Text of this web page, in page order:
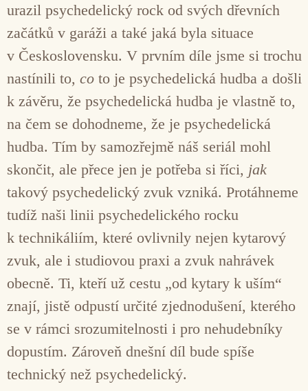
urazil psychedelický rock od svých dřevních
začátků v garáži a také jaká byla situace
v Československu. V prvním díle jsme si trochu
nastínili to, co to je psychedelická hudba a došli
k závěru, že psychedelická hudba je vlastně to,
na čem se dohodneme, že je psychedelická
hudba. Tím by samozřejmě náš seriál mohl
skončit, ale přece jen je potřeba si říci, jak
takový psychedelický zvuk vzniká. Protáhneme
tudíž naši linii psychedelického rocku
k technikáliím, které ovlivnily nejen kytarový
zvuk, ale i studiovou praxi a zvuk nahrávek
obecně. Ti, kteří už cestu „od kytary k uším“
znají, jistě odpustí určité zjednodušení, kterého
se v rámci srozumitelnosti i pro nehudebníky
dopustím. Zároveň dnešní díl bude spíše
technický než psychedelický.